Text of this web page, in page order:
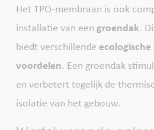
Het TPO-membraan is ook
installatie van een groendak.
biedt verschillende ecologische
voordelen. Een groendak
en verbetert tegelijk de
isolatie van het gebouw.